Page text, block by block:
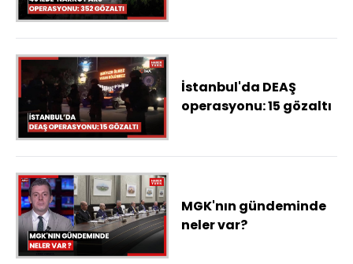
İstanbul'da DEAŞ
operasyonu: 15 gözaltı
MGK'nın gündeminde
neler var?